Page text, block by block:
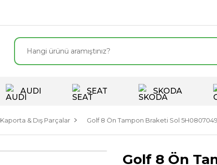
AUDI SEAT SKODA
Kaporta & Dış Parçalar Golf 8 Ön Tampon Braketi Sol
Golf 8 Ön